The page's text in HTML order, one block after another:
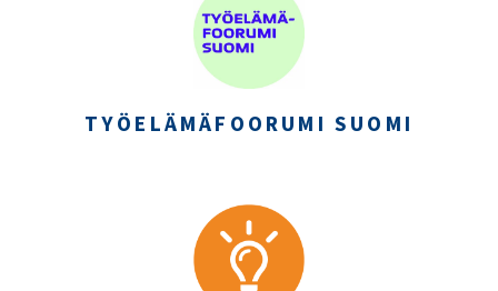
TYÖELÄMÄFOORUMI SUOMI